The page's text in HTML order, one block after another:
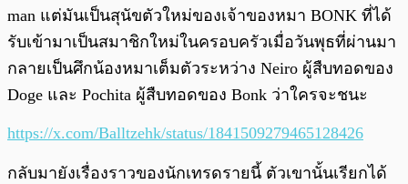
man แต่มันเป็นสุนัขตัวใหม่ของเจ้าของหมา BONK ที่ได้
รับเข้ามาเป็นสมาชิกใหม่ในครอบครัวเมื่อวันพุธที่ผ่านมา
กลายเป็นศึกน้องหมาเต็มตัวระหว่าง Neiro ผู้สืบทอดของ
Doge และ Pochita ผู้สืบทอดของ Bonk ว่าใครจะชนะ
https://x.com/Balltzehk/status/1841509279465128426
กลับมายังเรื่องราวของนักเทรดรายนี้ ตัวเขานั้นเรียกได้